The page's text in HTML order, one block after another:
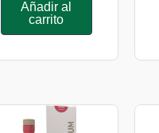
Añadir al
carrito